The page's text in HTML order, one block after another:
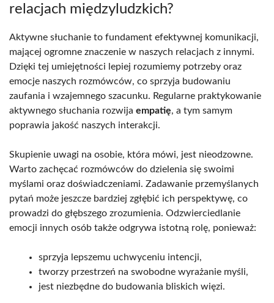
relacjach międzyludzkich?
Aktywne słuchanie to fundament efektywnej komunikacji,
mającej ogromne znaczenie w naszych relacjach z innymi.
Dzięki tej umiejętności lepiej rozumiemy potrzeby oraz
emocje naszych rozmówców, co sprzyja budowaniu
zaufania i wzajemnego szacunku. Regularne praktykowanie
aktywnego słuchania rozwija empatię, a tym samym
poprawia jakość naszych interakcji.
Skupienie uwagi na osobie, która mówi, jest nieodzowne.
Warto zachęcać rozmówców do dzielenia się swoimi
myślami oraz doświadczeniami. Zadawanie przemyślanych
pytań może jeszcze bardziej zgłębić ich perspektywę, co
prowadzi do głębszego zrozumienia. Odzwierciedlanie
emocji innych osób także odgrywa istotną rolę, ponieważ:
sprzyja lepszemu uchwyceniu intencji,
tworzy przestrzeń na swobodne wyrażanie myśli,
jest niezbędne do budowania bliskich więzi.